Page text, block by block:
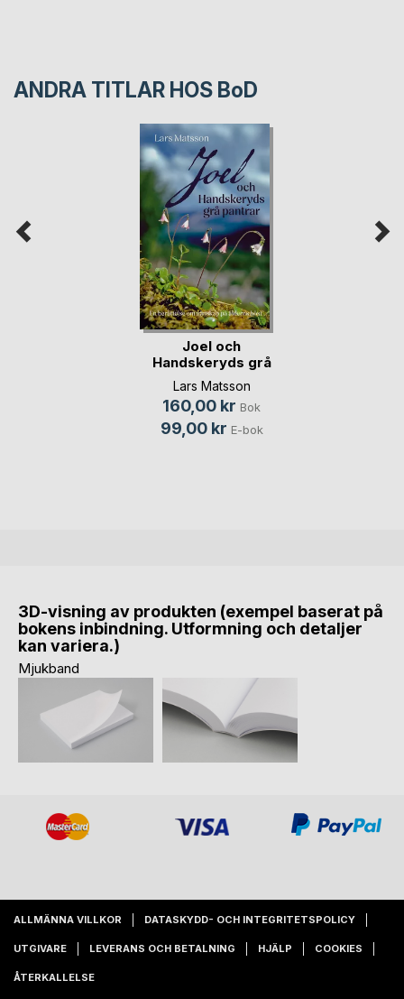
ANDRA TITLAR HOS BoD
Joel och
Handskeryds grå
pantrar
Lars Matsson
160,00 kr Bok
99,00 kr E-bok
3D-visning av produkten (exempel baserat på
bokens inbindning. Utformning och detaljer
kan variera.)
Mjukband
ALLMÄNNA VILLKOR DATASKYDD- OCH INTEGRITETSPOLICY
UTGIVARE LEVERANS OCH BETALNING HJÄLP COOKIES
ÅTERKALLELSE